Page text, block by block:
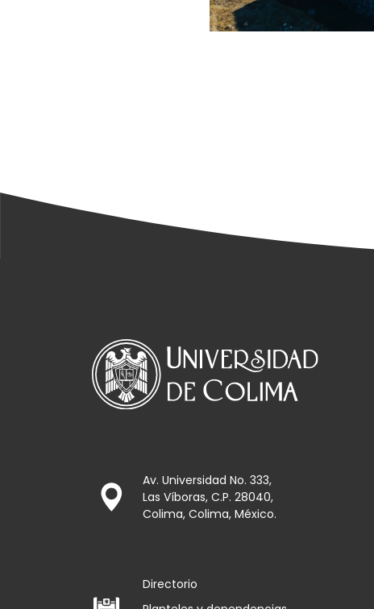
Av. Universidad No. 333,
Las Víboras, C.P. 28040,
Colima, Colima, México.
Directorio